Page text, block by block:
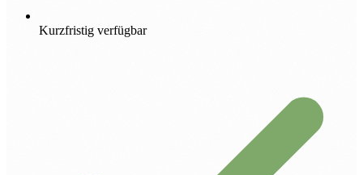
Kurzfristig verfügbar